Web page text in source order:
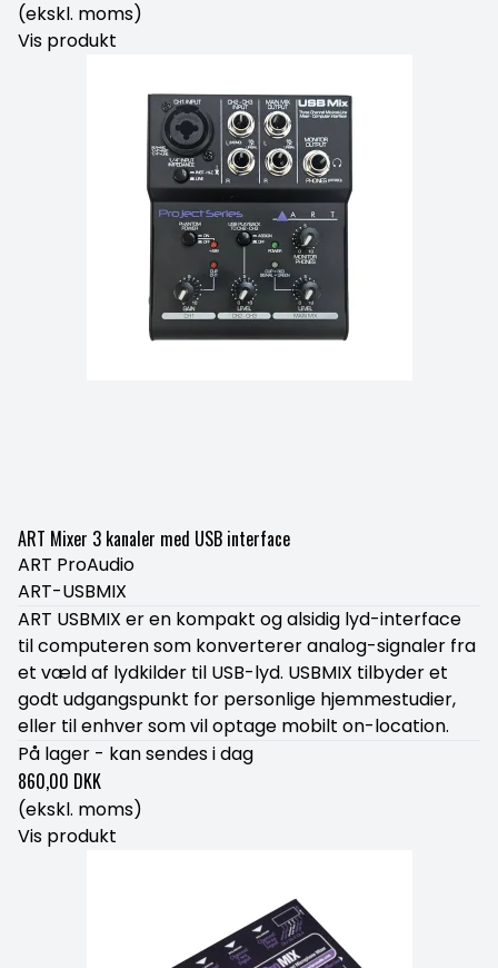
(ekskl. moms)
Vis produkt
ART Mixer 3 kanaler med USB interface
ART ProAudio
ART-USBMIX
ART USBMIX er en kompakt og alsidig lyd-interface
til computeren som konverterer analog-signaler fra
et væld af lydkilder til USB-lyd. USBMIX tilbyder et
godt udgangspunkt for personlige hjemmestudier,
eller til enhver som vil optage mobilt on-location.
På lager - kan sendes i dag
860,00 DKK
(ekskl. moms)
Vis produkt